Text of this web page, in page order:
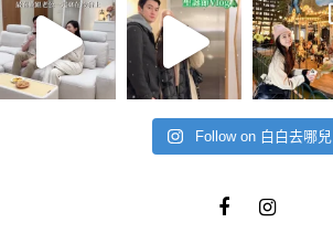
Follow on 白白去哪兒